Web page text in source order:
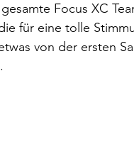
Focus XC
für eine tolle
von der ersten